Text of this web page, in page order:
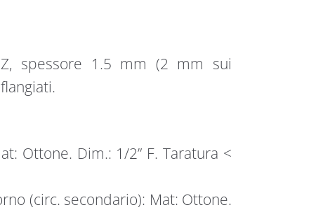
Z, spessore 1.5 mm (2 mm sui
Ottone. Dim.: 1/2” F. Taratura <
(circ. secondario): Mat: Ottone.